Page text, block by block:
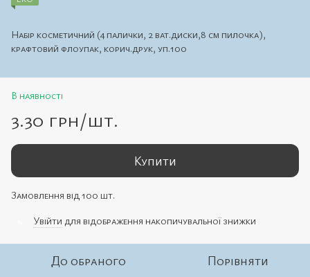
Набір косметичний (4 палички, 2 ват.диски,8 см пилочка),
крафтовий флоупак, корич.друк, уп.100
В наявності
3.30 грн/шт.
Купити
Замовлення від 100 шт.
Увійти для відображення накопичувальної знижки
До обраного Порівняти